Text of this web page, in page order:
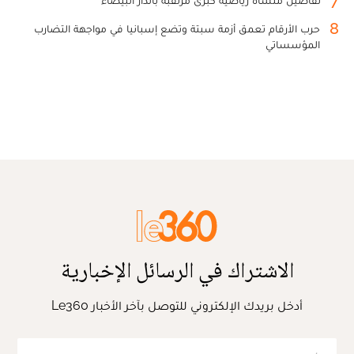
8
حرب الأرقام تعمق أزمة سبتة وتضع إسبانيا في مواجهة التضارب
المؤسساتي
الاشتراك في الرسائل الإخبارية
أدخل بريدك الإلكتروني للتوصل بآخر الأخبار Le360